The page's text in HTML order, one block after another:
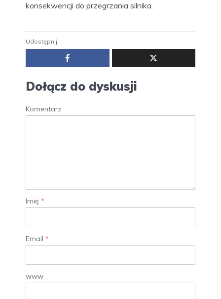
konsekwencji do przegrzania silnika.
Udostępnij
Dołącz do dyskusji
Komentarz
Imię *
Email *
www